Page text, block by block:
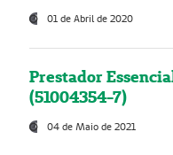
01 de Abril de 2020
Prestador
(51004354-7)
04 de Maio de 2021